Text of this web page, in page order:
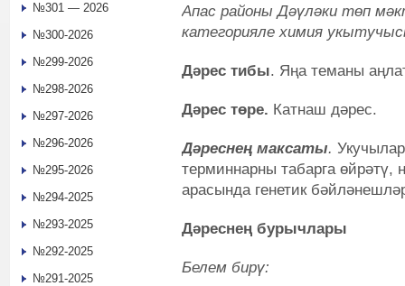
Апас районы Дәүләки төп
категорияле химия
Дәрес тибы. Яңа теманы
Дәрес төре. Катнаш дәрес.
Дәреснең максаты.
терминнарны табарга өйрәтү,
арасында генетик
Дәреснең бурычлары
Белем бирү:
№301 — 2026
№300-2026
№299-2026
№298-2026
№297-2026
№296-2026
№295-2026
№294-2025
№293-2025
№292-2025
№291-2025